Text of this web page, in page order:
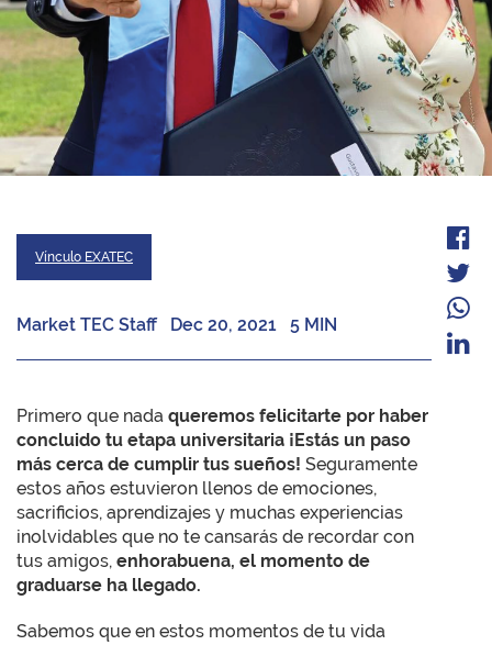
Vínculo EXATEC
Market TEC Staff Dec 20, 2021 5 MIN
Primero que nada queremos felicitarte por haber
concluido tu etapa universitaria ¡Estás un paso
más cerca de cumplir tus sueños! Seguramente
estos años estuvieron llenos de emociones,
sacrificios, aprendizajes y muchas experiencias
inolvidables que no te cansarás de recordar con
tus amigos, enhorabuena, el momento de
graduarse ha llegado.
Sabemos que en estos momentos de tu vida